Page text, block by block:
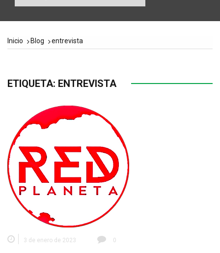
Inicio Blog entrevista
ETIQUETA: ENTREVISTA
3 de enero de 2023 0